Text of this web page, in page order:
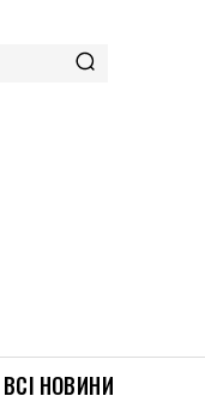
ВСІ НОВИНИ